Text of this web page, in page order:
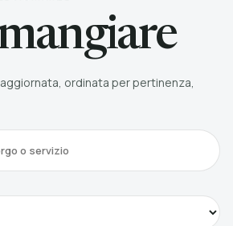
ordinata per pertinenza,